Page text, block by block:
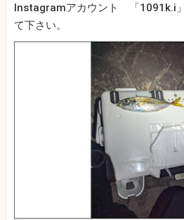
Instagramアカウント 「1091k.i
て下さい。